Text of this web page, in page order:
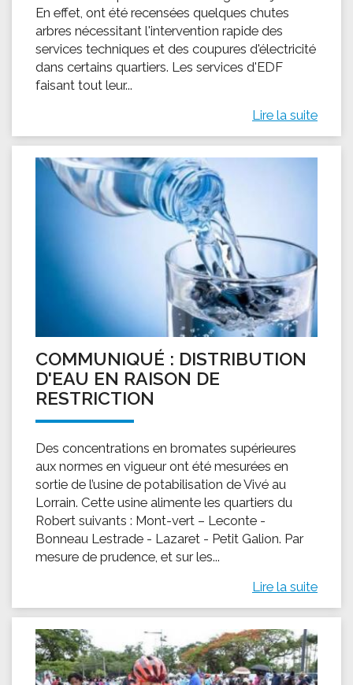
En effet, ont été recensées quelques chutes
arbres nécessitant l'intervention rapide des
services techniques et des coupures d'électricité
dans certains quartiers. Les services d'EDF
faisant tout leur...
Lire la suite
COMMUNIQUÉ : DISTRIBUTION
D'EAU EN RAISON DE
RESTRICTION
Des concentrations en bromates supérieures
aux normes en vigueur ont été mesurées en
sortie de l’usine de potabilisation de Vivé au
Lorrain. Cette usine alimente les quartiers du
Robert suivants : Mont-vert – Leconte -
Bonneau Lestrade - Lazaret - Petit Galion. Par
mesure de prudence, et sur les...
Lire la suite